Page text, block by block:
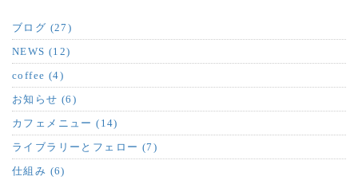
ブログ (27)
NEWS (12)
coffee (4)
お知らせ (6)
カフェメニュー (14)
ライブラリーとフェロー (7)
仕組み (6)